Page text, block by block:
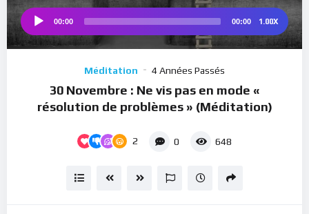
Audio
00:00 00:00 1.00X
Méditation 4 Années Passés
30 Novembre : Ne vis pas en mode «
résolution de problèmes » (Méditation)
2 0 648